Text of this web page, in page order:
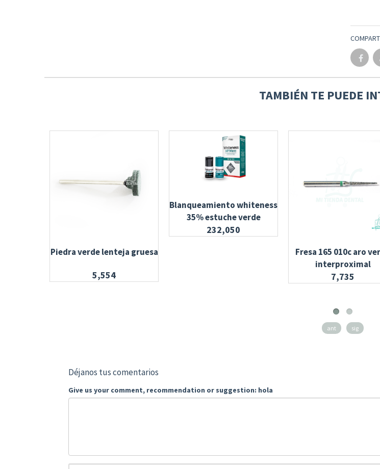
TAMBIÉN TE PUEDE
Piedra verde lenteja gruesa
5,554
Blanqueamiento whiteness
35% estuche verde
232,050
Fresa 165 010c aro
interproximal
7,735
ant sig
Déjanos tus comentarios
Give us your comment, recommendation or suggestion: hola